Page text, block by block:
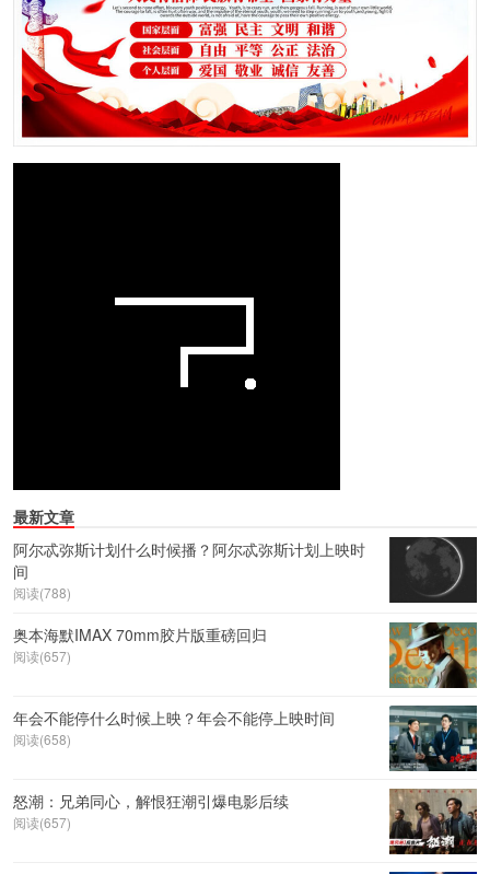
最新文章
阿尔忒弥斯计划什么时候播？阿尔忒弥斯计划上映时
间
阅读(788)
奥本海默IMAX 70mm胶片版重磅回归
阅读(657)
年会不能停什么时候上映？年会不能停上映时间
阅读(658)
怒潮：兄弟同心，解恨狂潮引爆电影后续
阅读(657)